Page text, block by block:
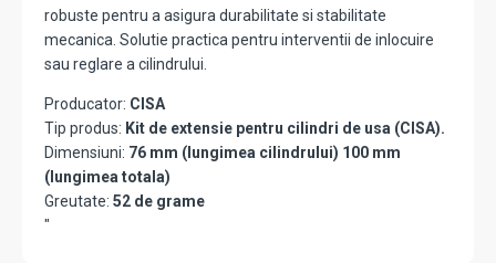
robuste pentru a asigura durabilitate si stabilitate
mecanica. Solutie practica pentru interventii de inlocuire
sau reglare a cilindrului.
Producator: CISA
Tip produs: Kit de extensie pentru cilindri de usa (CISA).
Dimensiuni: 76 mm (lungimea cilindrului) 100 mm
(lungimea totala)
Greutate: 52 de grame
"